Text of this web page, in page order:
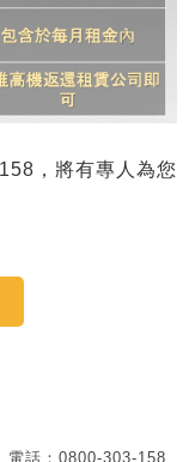
，將有專人為您
電話：0800-303-158